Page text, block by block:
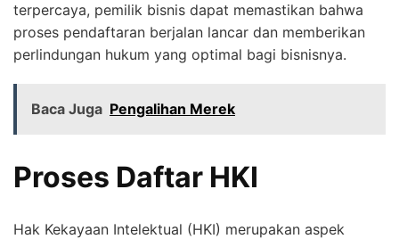
terpercaya, pemilik bisnis dapat memastikan bahwa
proses pendaftaran berjalan lancar dan memberikan
perlindungan hukum yang optimal bagi bisnisnya.
Baca Juga Pengalihan Merek
Proses Daftar HKI
Hak Kekayaan Intelektual (HKI) merupakan aspek